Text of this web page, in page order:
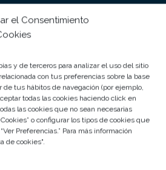
el Consentimiento
y de terceros para analizar el uso del sitio
con tus preferencias sobre la base
de tus hábitos de navegación (por ejemplo,
todas las cookies haciendo click en
las cookies que no sean necesarias
o configurar los tipos de cookies que
Preferencias.” Para más información
de cookies".
y Festivos de
COMERCIAL
9:00 a 22.00 horas y festivos y
de 10:00 a 22.00 horas
/ ZONA DE OCIO